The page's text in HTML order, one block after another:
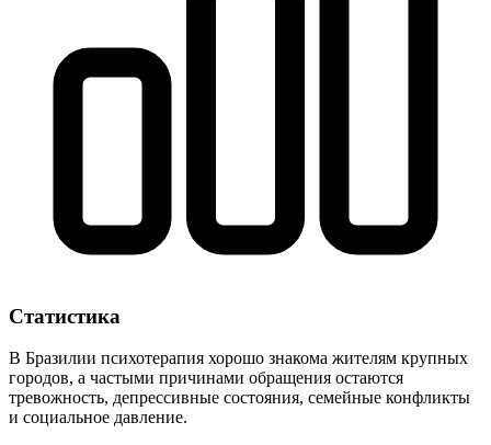
Статистика
В Бразилии психотерапия хорошо знакома жителям крупных
городов, а частыми причинами обращения остаются
тревожность, депрессивные состояния, семейные конфликты
и социальное давление.